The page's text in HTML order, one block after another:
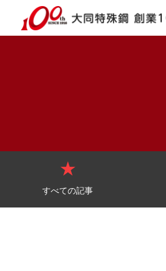
すべての記事